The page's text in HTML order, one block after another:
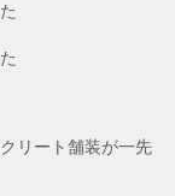
リート舗装が一先